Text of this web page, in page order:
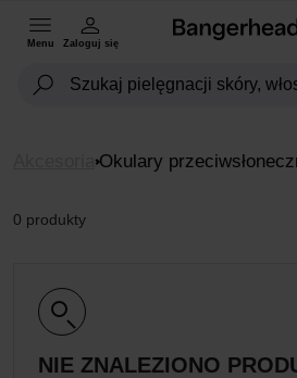
Menu Zaloguj się
Okulary
0 produkty
NIE ZNALEZIONO